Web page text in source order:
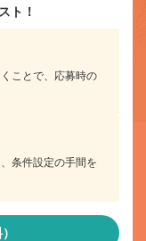
ト！
ことで、応募時の
条件設定の手間を